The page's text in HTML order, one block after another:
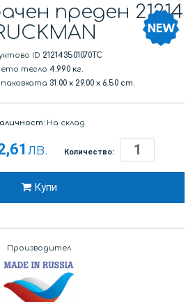
преден 21214
ID 212143501070TC
тегло 4.990 кг.
31.00 x29.00 x6.50 cm.
На склад
лв. Количество:
Купи
Производител